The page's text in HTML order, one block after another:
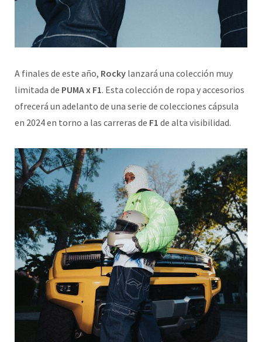
A finales de este año, Rocky lanzará una colección muy
limitada de PUMA x F1. Esta colección de ropa y accesorios
ofrecerá un adelanto de una serie de colecciones cápsula
en 2024 en torno a las carreras de F1 de alta visibilidad.